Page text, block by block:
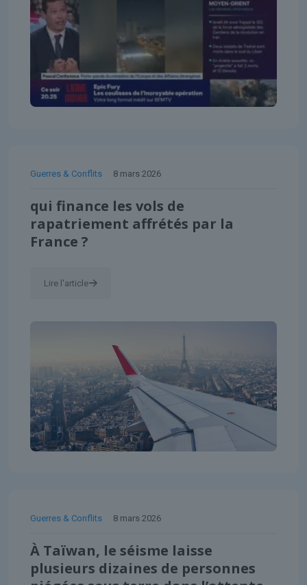
Guerres & Conflits 8 mars 2026
qui finance les vols de
rapatriement affrétés par la
France ?
Lire l'article
Guerres & Conflits 8 mars 2026
À Taïwan, le séisme laisse
plusieurs dizaines de personnes